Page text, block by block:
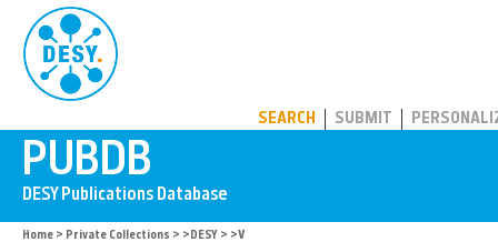
SEARCH SUBMIT
Home > Private Collections > >DESY > >V